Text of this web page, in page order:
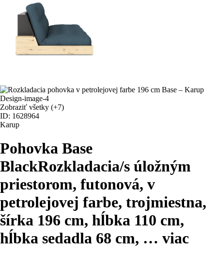
Zobraziť všetky (+7)
ID: 1628964
Karup
Pohovka Base
BlackRozkladacia/s úložným
priestorom, futonová, v
petrolejovej farbe, trojmiestna,
šírka 196 cm, hĺbka 110 cm,
hĺbka sedadla 68 cm, … viac